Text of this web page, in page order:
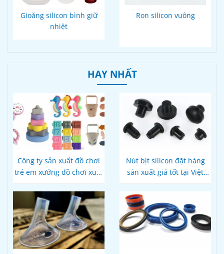
Gioăng silicon bình giữ
nhiệt
Ron silicon vuông
HAY NHẤT
Công ty sản xuất đồ chơi
trẻ em xưởng đồ chơi xuất
Nút bịt silicon đặt hàng
sản xuất giá tốt tại Việt